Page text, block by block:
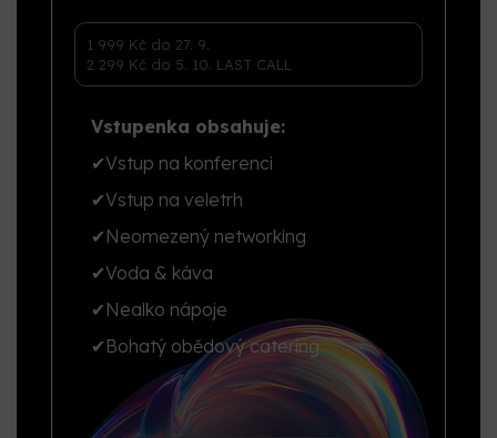
Vstupenka obsahuje:
✔Vstup na konferenci
✔Vstup na veletrh
✔Neomezený networking
✔Voda & káva
✔Nealko nápoje
✔Bohatý obědový catering